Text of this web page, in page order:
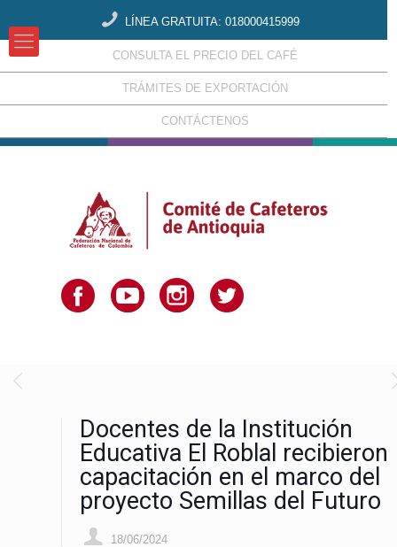
LÍNEA GRATUITA: 018000415999
CONSULTA EL PRECIO DEL CAFÉ
TRÁMITES DE EXPORTACIÓN
CONTÁCTENOS
Docentes de la Institución
Educativa El Roblal recibieron
capacitación en el marco del
proyecto Semillas del Futuro
18/06/2024